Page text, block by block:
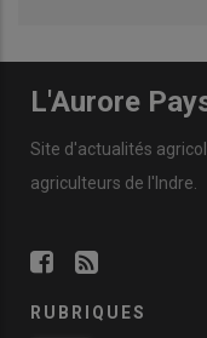
L'Aurore
Site d'actualités
agriculteurs de l'Indre.
RUBRIQUES